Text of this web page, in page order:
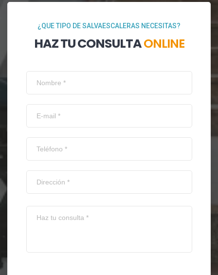
¿QUE TIPO DE SALVAESCALERAS NECESITAS?
HAZ TU CONSULTAONLINE